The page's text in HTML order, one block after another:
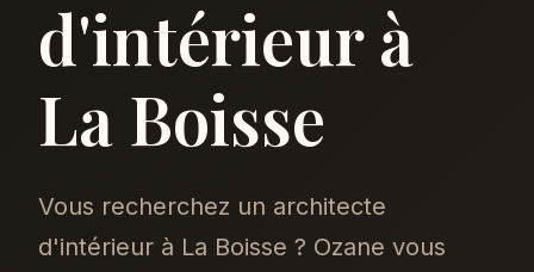
d'intérieur à
La Boisse
Vous recherchez un architecte
d'intérieur à La Boisse ? Ozane vous